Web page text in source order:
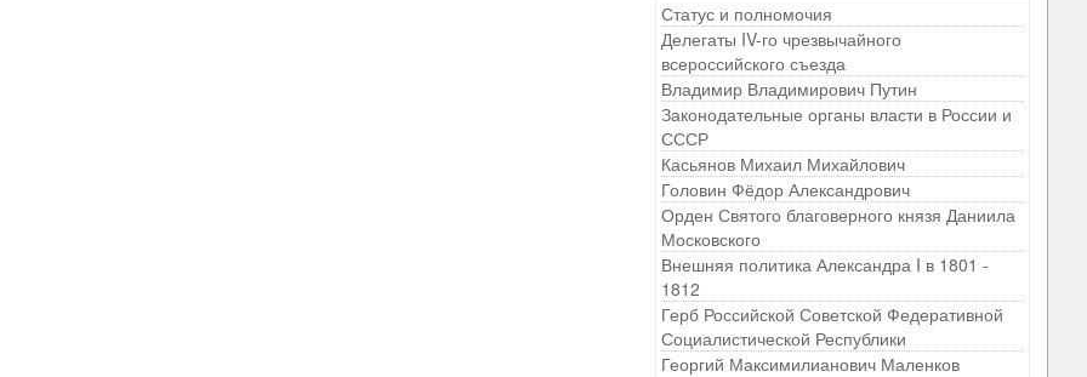
Статус и полномочия
Делегаты IV-го чрезвычайного
всероссийского съезда
Владимир Владимирович Путин
Законодательные органы власти в России и
СССР
Касьянов Михаил Михайлович
Головин Фёдор Александрович
Орден Святого благоверного князя Даниила
Московского
Внешняя политика Александра I в 1801 -
1812
Герб Российской Советской Федеративной
Социалистической Республики
Георгий Максимилианович Маленков